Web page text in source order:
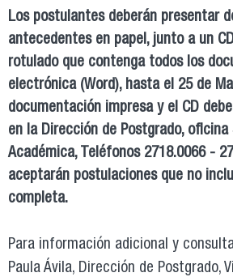
Los postulantes deberán presentar
antecedentes en papel, junto a un
rotulado que contenga todos los
electrónica (Word), hasta el 25 de
documentación impresa y el CD
en la Dirección de Postgrado,
Académica, Teléfonos 2718.0066 -
aceptarán postulaciones que no
completa.
Para información adicional y
Paula Ávila, Dirección de Postgrado,